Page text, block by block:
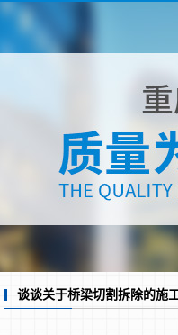
重庆钢筋混凝土切割
重庆桥梁切割
重庆防撞墙切割
重庆临时支撑切割
重庆墙体切割
重庆混凝土钻孔
重庆楼板切割
谈谈关于桥梁切割拆除的施